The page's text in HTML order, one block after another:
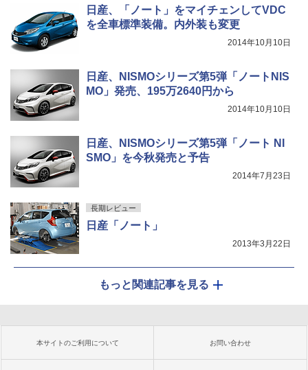
日産、「ノート」をマイチェンしてVDC
を全車標準装備。内外装も変更
2014年10月10日
日産、NISMOシリーズ第5弾「ノートNIS
MO」発売、195万2640円から
2014年10月10日
日産、NISMOシリーズ第5弾「ノート NI
SMO」を今秋発売と予告
2014年7月23日
長期レビュー
日産「ノート」
2013年3月22日
もっと関連記事を見る
本サイトのご利用について お問い合わせ